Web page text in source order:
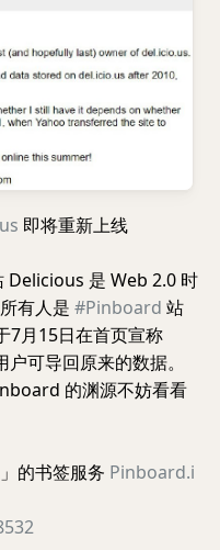
即将重新上线
Delicious 是 Web 2.0 时
有人是 #Pinboard 站
7月15日在首页宣称
可导回原来的数据。
的渊源不妨看看
的书签服务 Pinboard.i